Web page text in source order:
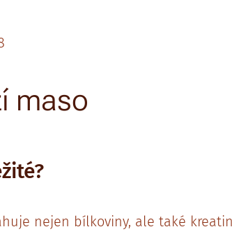
maso
nejen bílkoviny, ale také